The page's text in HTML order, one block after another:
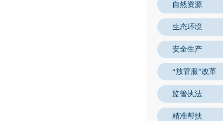
自然资源
生态环境
安全生产
“放管服”改革
监管执法
精准帮扶